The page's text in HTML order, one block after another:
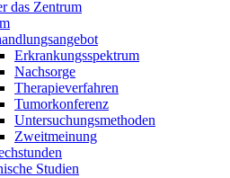
das Zentrum
Erkrankungsspektrum
Nachsorge
Therapieverfahren
Tumorkonferenz
Untersuchungsmethoden
Zweitmeinung
Studien